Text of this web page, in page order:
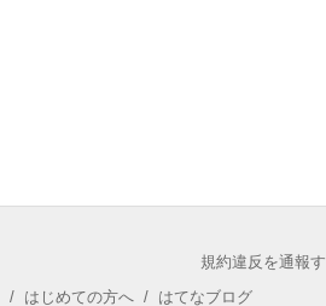
規約違反を通報
/ はじめての方へ / はてなブログ